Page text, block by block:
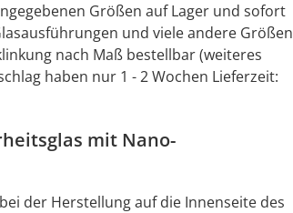
Größen auf Lager und sofort
und viele andere Größen
nach Maß bestellbar (weiteres
haben nur 1 - 2 Wochen Lieferzeit:
mit Nano-
der Herstellung auf die Innenseite des